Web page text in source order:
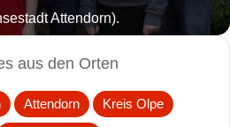
Attendorn).
aus den Orten
Attendorn Kreis Olpe